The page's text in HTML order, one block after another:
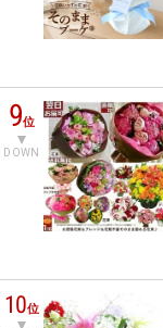
9位
DOWN
10位